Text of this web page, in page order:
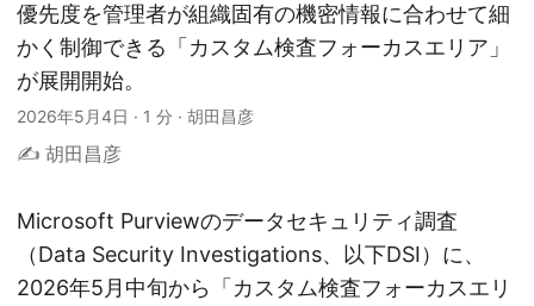
優先度を管理者が組織固有の機密情報に合わせて細
かく制御できる「カスタム検査フォーカスエリア」
が展開開始。
2026年5月4日 · 1 分 · 胡田昌彦
✍️ 胡田昌彦
Microsoft Purviewのデータセキュリティ調査
（Data Security Investigations、以下DSI）に、
2026年5月中旬から「カスタム検査フォーカスエリ